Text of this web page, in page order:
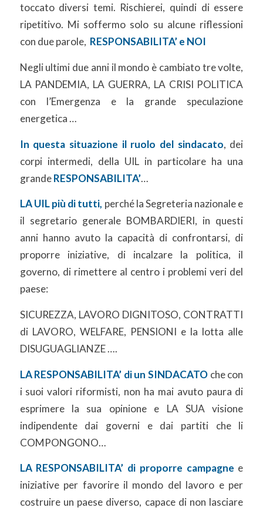
toccato diversi temi. Rischierei, quindi di essere
ripetitivo. Mi soffermo solo su alcune riflessioni
con due parole, RESPONSABILITA’ e NOI
Negli ultimi due anni il mondo è cambiato tre volte,
LA PANDEMIA, LA GUERRA, LA CRISI POLITICA
con l’Emergenza e la grande speculazione
energetica …
In questa situazione il ruolo del sindacato, dei
corpi intermedi, della UIL in particolare ha una
grandeRESPONSABILITA’…
LA UIL più di tutti, perché la Segreteria nazionale e
il segretario generale BOMBARDIERI, in questi
anni hanno avuto la capacità di confrontarsi, di
proporre iniziative, di incalzare la politica, il
governo, di rimettere al centro i problemi veri del
paese:
SICUREZZA, LAVORO DIGNITOSO, CONTRATTI
di LAVORO, WELFARE, PENSIONI e la lotta alle
DISUGUAGLIANZE ….
LA RESPONSABILITA’ di un SINDACATO che con
i suoi valori riformisti, non ha mai avuto paura di
esprimere la sua opinione e LA SUA visione
indipendente dai governi e dai partiti che li
COMPONGONO…
LA RESPONSABILITA’ di proporre campagne e
iniziative per favorire il mondo del lavoro e per
costruire un paese diverso, capace di non lasciare